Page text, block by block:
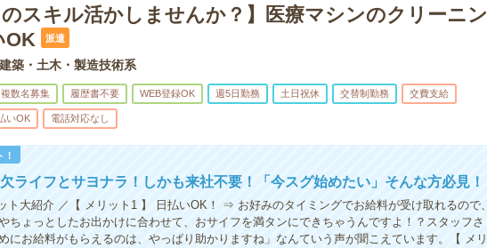
のスキル活かしませんか？】医療マシンのクリーニン
OK
派遣
築・土木・製造技術系
複数名募集 履歴書不要 WEB登録OK 週5日勤務 土日祝休 交替制勤務 交費支給
いOK 電話対応なし
ライフとサヨナラ！しかも来社不要！「今スグ始めたい」そんな方必見！
ト大紹介 ／【 メリット1 】 日払いOK！ ⇒ お好みのタイミングでお給料が受け取れるので、
ちょっとしたお出かけに合わせて、おサイフを満タンにできちゃうんですよ！？スタッフさ
にお給料がもらえるのは、やっぱり助かりますね」なんていう声が聞こえています。【 メリ